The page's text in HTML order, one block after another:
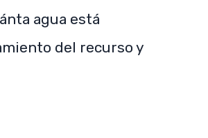
agua está
del recurso y